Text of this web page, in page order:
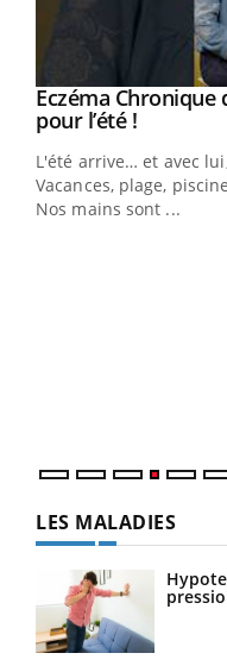
Youtube
Eczéma Chronique
pour l’été !Youtube
L'été arrive… et avec
Vacances, plage,
Nos mains sont ...
LES MALADIES